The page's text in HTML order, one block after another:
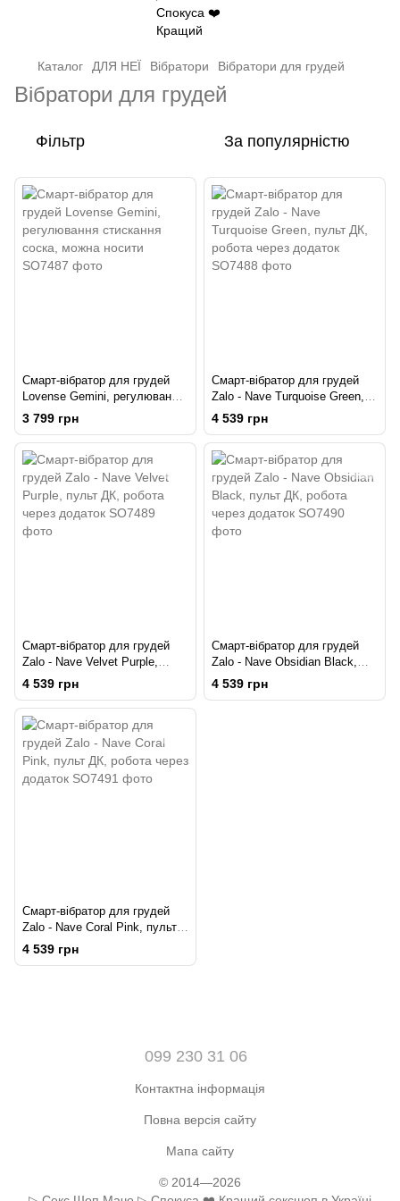
Каталог ДЛЯ НЕЇ Вібратори Вібратори для грудей
Вібратори для грудей
Фільтр За популярністю
Смарт-вібратор для грудей
Lovense Gemini, регулювання
стискання соска, можна
3 799 грн
Смарт-вібратор для грудей
Zalo - Nave Turquoise Green,
пульт ДК, робота через
додаток
4 539 грн
Смарт-вібратор для грудей
Zalo - Nave Velvet Purple,
пульт ДК, робота через
додаток
4 539 грн
Смарт-вібратор для грудей
Zalo - Nave Obsidian Black,
пульт ДК, робота через
додаток
4 539 грн
Смарт-вібратор для грудей
Zalo - Nave Coral Pink, пульт
ДК, робота через додаток
4 539 грн
099 230 31 06
Контактна інформація
Повна версія сайту
Мапа сайту
© 2014—2026